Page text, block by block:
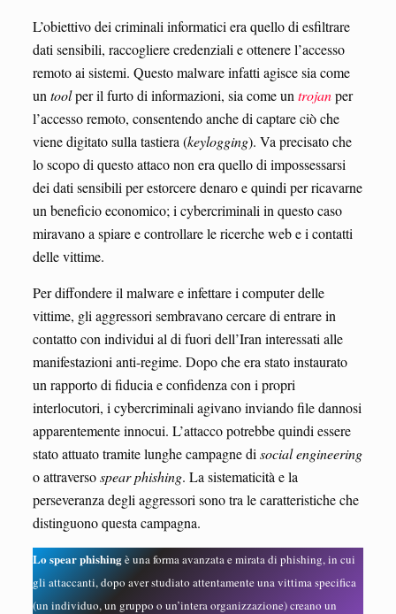
L’obiettivo dei criminali informatici era quello di esfiltrare
dati sensibili, raccogliere credenziali e ottenere l’accesso
remoto ai sistemi. Questo malware infatti agisce sia come
un toolper il furto di informazioni, sia come un trojanper
l’accesso remoto, consentendo anche di captare ciò che
viene digitato sulla tastiera (keylogging). Va precisato che
lo scopo di questo attaco non era quello di impossessarsi
dei dati sensibili per estorcere denaro e quindi per ricavarne
un beneficio economico; i cybercriminali in questo caso
miravano a spiare e controllare le ricerche web e i contatti
delle vittime.
Per diffondere il malware e infettare i computer delle
vittime, gli aggressori sembravano cercare di entrare in
contatto con individui al di fuori dell’Iran interessati alle
manifestazioni anti-regime. Dopo che era stato instaurato
un rapporto di fiducia e confidenza con i propri
interlocutori, i cybercriminali agivano inviando file dannosi
apparentemente innocui. L’attacco potrebbe quindi essere
stato attuato tramite lunghe campagne di social engineering
o attraversospear phishing. La sistematicità e la
perseveranza degli aggressori sono tra le caratteristiche che
distinguono questa campagna.
Lo spear phishingè una forma avanzata e mirata di phishing, in cui
gli attaccanti, dopo aver studiato attentamente una vittima specifica
(un individuo, un gruppo o un’intera organizzazione) creano un